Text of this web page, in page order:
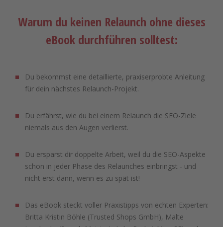
Warum du keinen Relaunch ohne dieses
eBook durchführen solltest:
Du bekommst eine detaillierte, praxiserprobte Anleitung
für dein nächstes Relaunch-Projekt.
Du erfährst, wie du bei einem Relaunch die SEO-Ziele
niemals aus den Augen verlierst.
Du ersparst dir doppelte Arbeit, weil du die SEO-Aspekte
schon in jeder Phase des Relaunches einbringst - und
nicht erst dann, wenn es zu spät ist!
Das eBook steckt voller Praxistipps von echten Experten:
Britta Kristin Böhle (Trusted Shops GmbH), Malte